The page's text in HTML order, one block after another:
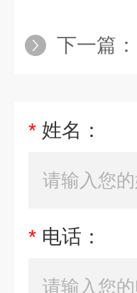
下一篇：
* 姓名：
* 电话：